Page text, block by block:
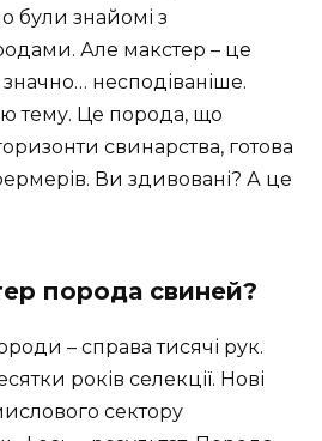
були знайомі з
Але макстер – це
несподіваніше.
тему. Це порода, що
свинарства, готова
Ви здивовані? А це
порода свиней?
– справа тисячі рук.
років селекції. Нові
сектору